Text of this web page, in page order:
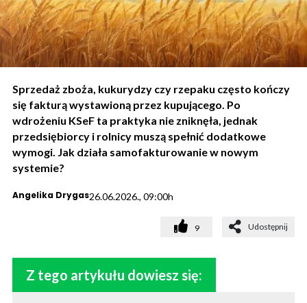
Sprzedaż zboża, kukurydzy czy rzepaku często kończy
się fakturą wystawioną przez kupującego. Po
wdrożeniu KSeF ta praktyka nie zniknęła, jednak
przedsiębiorcy i rolnicy muszą spełnić dodatkowe
wymogi. Jak działa samofakturowanie w nowym
systemie?
Angelika Drygas26.06.2026., 09:00h
9 Udostępnij
Z tego artykułu dowiesz się: